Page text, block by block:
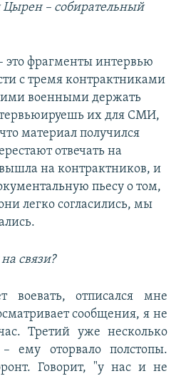
– собирательный
это фрагменты интервью
с тремя контрактниками
военными держать
их для СМИ,
материал получился
отвечать на
на контрактников, и
пьесу о том,
легко согласились, мы
связи?
воевать, отписался мне
сообщения, я не
Третий уже несколько
ему оторвало полстопы.
Говорит, "у нас и не